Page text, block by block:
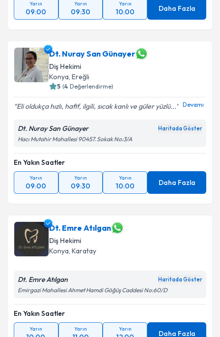
Yarın
09:00
Yarın
09:30
Yarın
10:00 Daha Fazla
Dt. Nuray San Günayer
Diş Hekimi
Konya, Ereğli
5 (4 Değerlendirme)
Eli oldukça hızlı, hafif, ilgili, sıcak kanlı ve güler yüzlü... Devamı
Dt. Nuray San Günayer Haritada Göster
Hacı Mutahir Mahallesi 90457. Sokak No:3/A
En Yakın Saatler
Yarın
09:00
Yarın
09:30
Yarın
10:00 Daha Fazla
Dt. Emre Atılgan
Diş Hekimi
Konya, Karatay
Dt. Emre Atılgan Haritada Göster
Emirgazi Mahallesi Ahmet Hamdi Göğüş Caddesi No:60/D
En Yakın Saatler
Yarın Yarın Yarın
Daha Fazla